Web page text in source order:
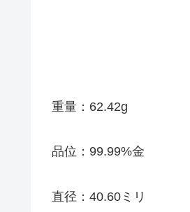
重量：62.42g
品位：99.99%金
直径：40.60ミリ